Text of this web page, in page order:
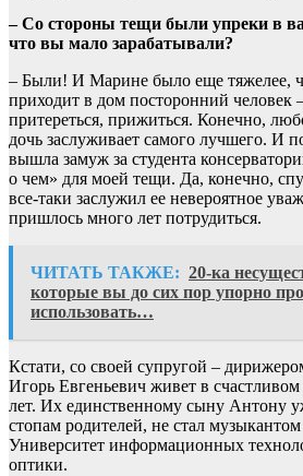
– Со стороны тещи были упреки в
что вы мало зарабатывали?
– Были! И Марине было еще тяжелее,
приходит в дом посторонний человек
притереться, прижиться. Конечно,
дочь заслуживает самого лучшего. И
вышла замуж за студента
о чем» для моей тещи. Да, конечно,
все-таки заслужил ее невероятное
пришлось много лет потрудиться.
ЧИТАТЬ ТАКЖЕ: 20-ка
которые вы до сих пор упорно
использовать…
Кстати, со своей супругой –
Игорь Евгеньевич живет в
лет. Их единственному сыну Антону
стопам родителей, не стал
Университет информационных
оптики.